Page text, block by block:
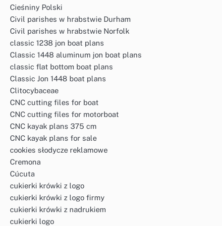
Cieśniny Polski
Civil parishes w hrabstwie Durham
Civil parishes w hrabstwie Norfolk
classic 1238 jon boat plans
Classic 1448 aluminum jon boat plans
classic flat bottom boat plans
Classic Jon 1448 boat plans
Clitocybaceae
CNC cutting files for boat
CNC cutting files for motorboat
CNC kayak plans 375 cm
CNC kayak plans for sale
cookies słodycze reklamowe
Cremona
Cúcuta
cukierki krówki z logo
cukierki krówki z logo firmy
cukierki krówki z nadrukiem
cukierki logo